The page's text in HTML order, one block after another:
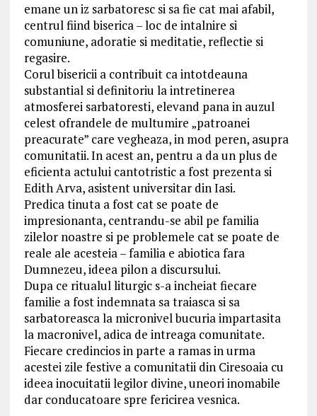
emane un iz sarbatoresc si sa fie cat mai afabil,
centrul fiind biserica – loc de intalnire si
comuniune, adoratie si meditatie, reflectie si
regasire.
Corul bisericii a contribuit ca intotdeauna
substantial si definitoriu la intretinerea
atmosferei sarbatoresti, elevand pana in auzul
celest ofrandele de multumire „patroanei
preacurate” care vegheaza, in mod peren, asupra
comunitatii. In acest an, pentru a da un plus de
eficienta actului cantotristic a fost prezenta si
Edith Arva, asistent universitar din Iasi.
Predica tinuta a fost cat se poate de
impresionanta, centrandu-se abil pe familia
zilelor noastre si pe problemele cat se poate de
reale ale acesteia – familia e abiotica fara
Dumnezeu, ideea pilon a discursului.
Dupa ce ritualul liturgic s-a incheiat fiecare
familie a fost indemnata sa traiasca si sa
sarbatoreasca la micronivel bucuria impartasita
la macronivel, adica de intreaga comunitate.
Fiecare credincios in parte a ramas in urma
acestei zile festive a comunitatii din Ciresoaia cu
ideea inocuitatii legilor divine, uneori inomabile
dar conducatoare spre fericirea vesnica.